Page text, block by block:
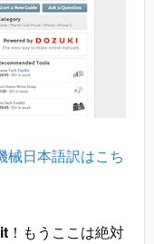
械日本語訳はこち
！もうここは絶対